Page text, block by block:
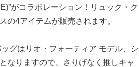
がコラボレーション！リュック・ク
の4アイテムが販売されます。
グはリオ・フォーティア モデル、シ
なりますので、さりげなく推しキャ